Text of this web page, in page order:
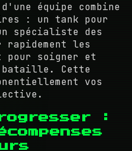
équipe combine
: un tank pour
spécialiste des
rapidement les
pour soigner et
bataille. Cette
vos
: